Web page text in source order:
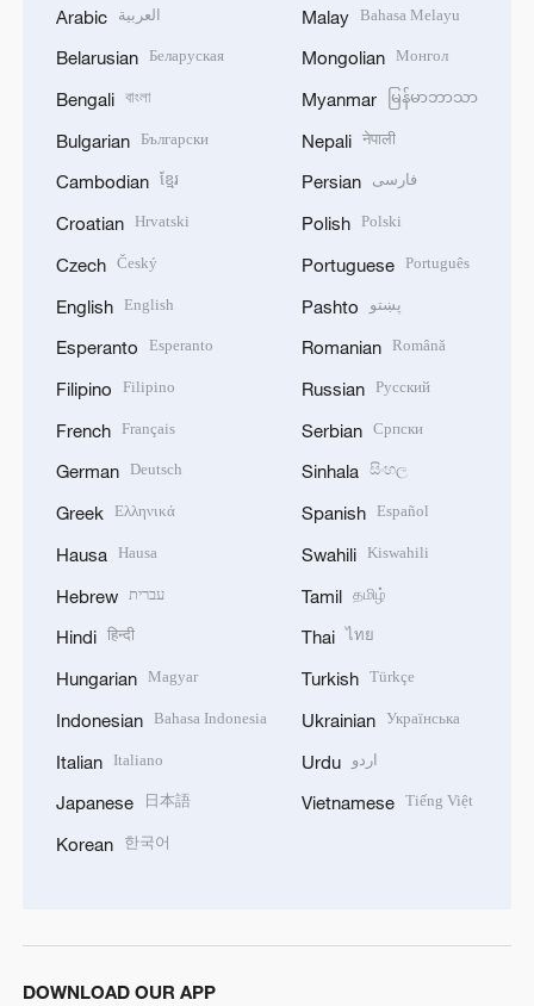
Arabic العربية
Belarusian Беларуская
Bengali বাংলা
Bulgarian Български
Cambodian ខ្មែរ
Croatian Hrvatski
Czech Český
English English
Esperanto Esperanto
Filipino Filipino
French Français
German Deutsch
Greek Ελληνικά
Hausa Hausa
Hebrew עברית
Hindi हिन्दी
Hungarian Magyar
Indonesian Bahasa Indonesia
Italian Italiano
Japanese 日本語
Korean 한국어
Malay Bahasa Melayu
Mongolian Монгол
Myanmar မြန်မာဘာသာ
Nepali नेपाली
Persian فارسی
Polish Polski
Portuguese Português
Pashto پښتو
Romanian Română
Russian Русский
Serbian Српски
Sinhala සිංහල
Spanish Español
Swahili Kiswahili
Tamil தமிழ்
Thai ไทย
Turkish Türkçe
Ukrainian Українська
Urdu اردو
Vietnamese Tiếng Việt
DOWNLOAD OUR APP